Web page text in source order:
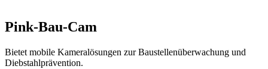
Pink-Bau-Cam
Bietet mobile Kameralösungen zur Baustellenüberwachung und
Diebstahlprävention.